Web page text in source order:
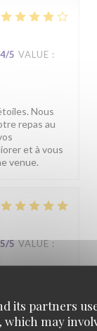
its partners
which may
4/5 VALUE :
Nous
repas au
et à vous
venue.
5/5 VALUE:
des